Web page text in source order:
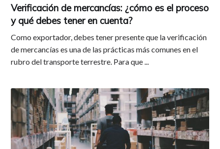
Verificación de mercancías: ¿cómo es el proceso
y qué debes tener en cuenta?
Como exportador, debes tener presente que la verificación
de mercancías es una de las prácticas más comunes en el
rubro del transporte terrestre. Para que ...